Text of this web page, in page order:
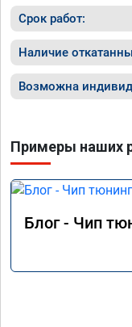
Срок работ:
Наличие
Возможна
Примеры наших
Блог - Чип